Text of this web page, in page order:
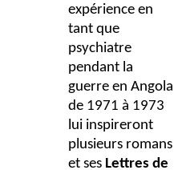
expérience en
tant que
psychiatre
pendant la
guerre en Angola
de 1971 à 1973
lui inspireront
plusieurs romans
et ses Lettres de